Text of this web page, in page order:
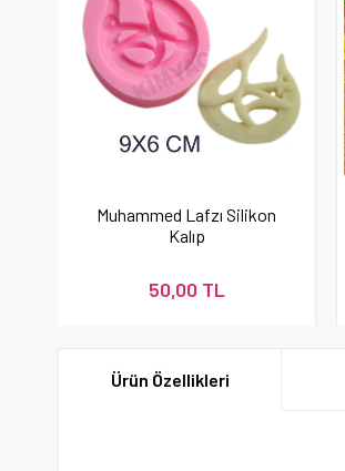
Muhammed Lafzı Silikon
Kalıp
50,00 TL
Ürün Özellikleri